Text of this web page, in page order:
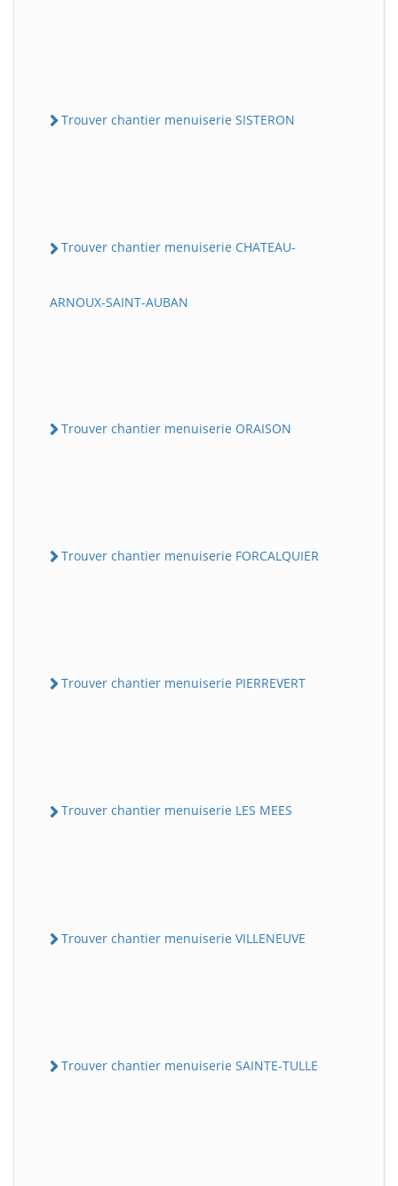
Trouver chantier menuiserie SISTERON
Trouver chantier menuiserie CHATEAU-
ARNOUX-SAINT-AUBAN
Trouver chantier menuiserie ORAISON
Trouver chantier menuiserie FORCALQUIER
Trouver chantier menuiserie PIERREVERT
Trouver chantier menuiserie LES MEES
Trouver chantier menuiserie VILLENEUVE
Trouver chantier menuiserie SAINTE-TULLE